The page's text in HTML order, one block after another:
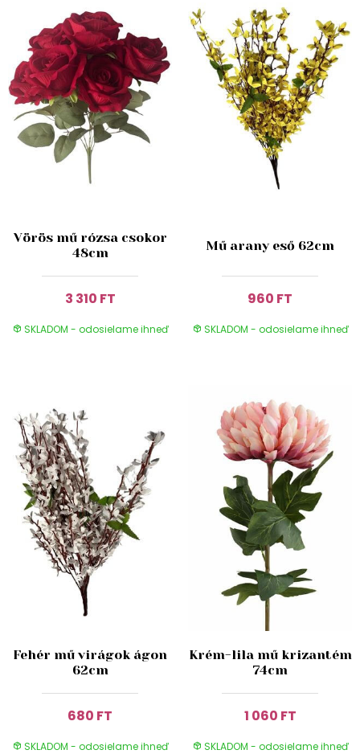
Vörös mű rózsa csokor
48cm
3 310 FT
SKLADOM - odosielame ihneď
Mű arany eső 62cm
960 FT
SKLADOM - odosielame ihneď
Fehér mű virágok ágon
62cm
680 FT
SKLADOM - odosielame ihneď
Krém-lila mű krizantém
74cm
1 060 FT
SKLADOM - odosielame ihneď